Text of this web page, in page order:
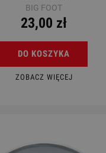
World Max DC660W
419,00 zł
Cena regularna:502,00 zł
Najniższa cena:502,00 zł
BIG FOOT
23,00 zł
DO KOSZYKA
ZOBACZ WIĘCEJ